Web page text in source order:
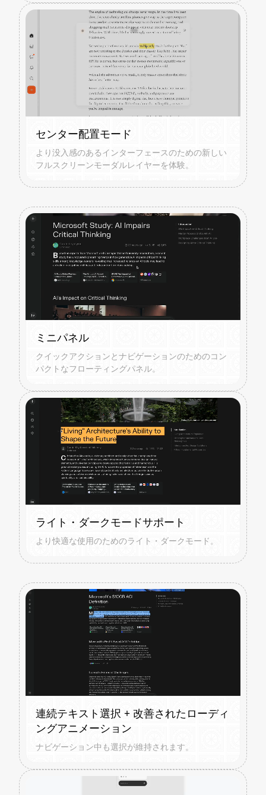
センター配置モード
より没入感のあるインターフェースのための新しい
フルスクリーンモーダルレイヤーを体験。
ミニパネル
クイックアクションとナビゲーションのためのコン
パクトなフローティングパネル。
ライト・ダークモードサポート
より快適な使用のためのライト・ダークモード。
連続テキスト選択 + 改善されたローディ
ングアニメーション
ナビゲーション中も選択が維持されます。